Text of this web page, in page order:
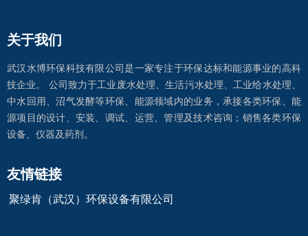
关于我们
武汉水博环保科技有限公司是一家专注于环保达标和能源事业的高科
技企业。 公司致力于工业废水处理、生活污水处理、工业给水处理、
中水回用、沼气发酵等环保、能源领域内的业务，承接各类环保、能
源项目的设计、安装、调试、运营、管理及技术咨询；销售各类环保
设备、仪器及药剂。
​​​友情链接
​​​聚绿肯（武汉）环保设备有限公司